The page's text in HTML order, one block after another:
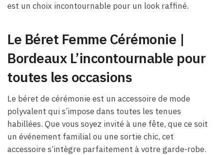
est un choix incontournable pour un look raffiné.
Le Béret Femme Cérémonie​ |
Bordeaux L’incontournable pour
toutes les occasions
Le béret de cérémonie est un accessoire de mode
polyvalent qui s’impose dans toutes les tenues
habillées. Que vous soyez invité à une fête, que ce soit
un événement familial ou une sortie chic, cet
accessoire s’intègre parfaitement à votre garde-robe.